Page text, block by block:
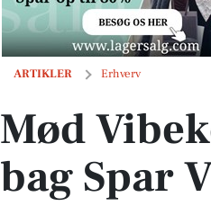
ARTIKLER Erhverv
Mød Vibeke: Souschefen bag Spar
Mød
bag Spar